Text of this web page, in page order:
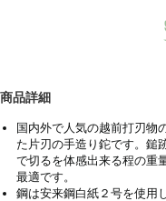
商品詳細
国内外で人気の越前打刃物
た片刃の手造り鉈です。鎚
で切るを体感出来る程の重
最適です。
鋼は安来鋼白紙２号を使用